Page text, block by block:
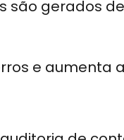
são gerados
e aumenta